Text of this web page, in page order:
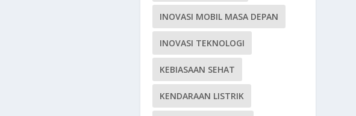
INOVASI MOBIL MASA DEPAN
INOVASI TEKNOLOGI
KEBIASAAN SEHAT
KENDARAAN LISTRIK